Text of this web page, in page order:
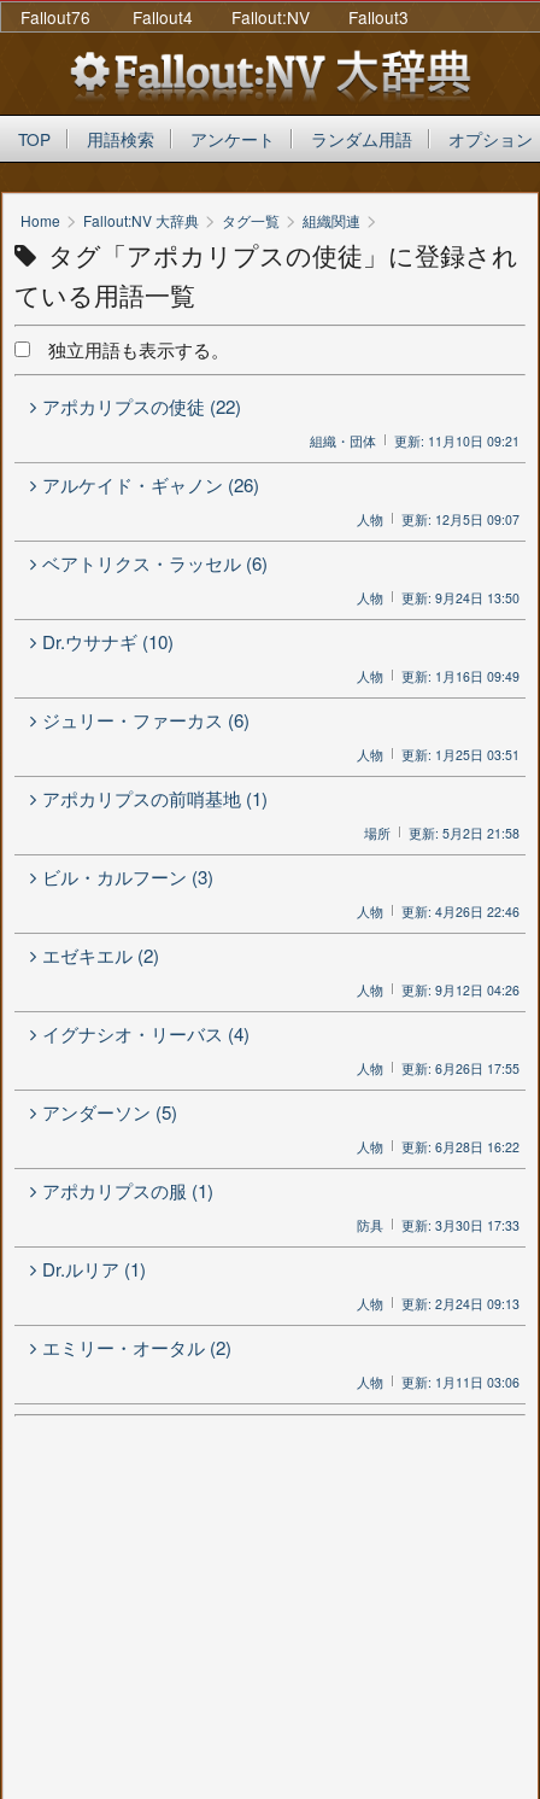
Fallout76 Fallout4 Fallout:NV Fallout3
TOP 用語検索 アンケート ランダム用語 オプション
Home > Fallout:NV 大辞典 > タグ一覧 > 組織関連 >
タグ「アポカリプスの使徒」に登録され
ている用語一覧
独立用語も表示する。
アポカリプスの使徒 (22)
組織・団体 更新: 11月10日 09:21
アルケイド・ギャノン (26)
人物 更新: 12月5日 09:07
ベアトリクス・ラッセル (6)
人物 更新: 9月24日 13:50
Dr.ウサナギ (10)
人物 更新: 1月16日 09:49
ジュリー・ファーカス (6)
人物 更新: 1月25日 03:51
アポカリプスの前哨基地 (1)
場所 更新: 5月2日 21:58
ビル・カルフーン (3)
人物 更新: 4月26日 22:46
エゼキエル (2)
人物 更新: 9月12日 04:26
イグナシオ・リーバス (4)
人物 更新: 6月26日 17:55
アンダーソン (5)
人物 更新: 6月28日 16:22
アポカリプスの服 (1)
防具 更新: 3月30日 17:33
Dr.ルリア (1)
人物 更新: 2月24日 09:13
エミリー・オータル (2)
人物 更新: 1月11日 03:06